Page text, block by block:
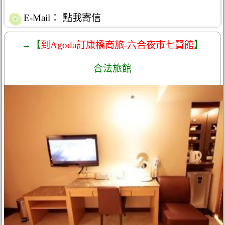
E-Mail： 點我寄信
→【到Agoda訂康橋商旅-六合夜市七賢館】
合法旅館